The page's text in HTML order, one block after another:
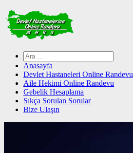
Arama:
Anasayfa
Devlet Hastaneleri Online Randevu
Aile Hekimi Online Randevu
Gebelik Hesaplama
Sıkça Sorulan Sorular
Bize Ulaşın